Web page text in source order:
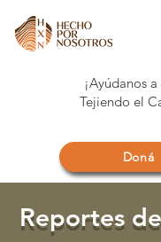
¡Ayúdanos
Tejiendo el
Doná
Reportes